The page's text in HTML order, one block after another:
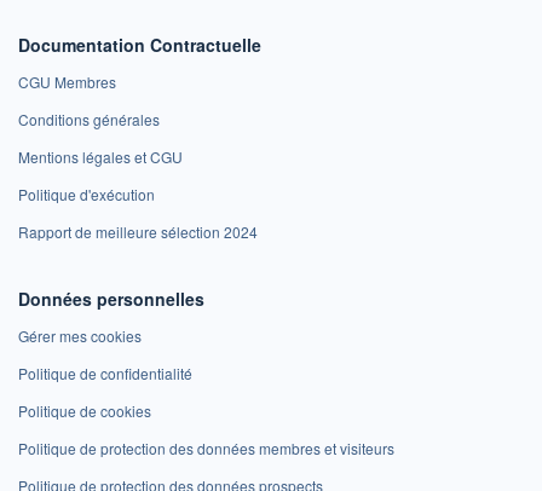
Documentation Contractuelle
CGU Membres
Conditions générales
Mentions légales et CGU
Politique d'exécution
Rapport de meilleure sélection 2024
Données personnelles
Gérer mes cookies
Politique de confidentialité
Politique de cookies
Politique de protection des données membres et visiteurs
Politique de protection des données prospects